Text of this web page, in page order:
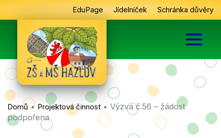
na
EduPage Jídelníček Schránka důvěry
Domů • Projektová činnost • Výzva č.56 – žádost
podpořena